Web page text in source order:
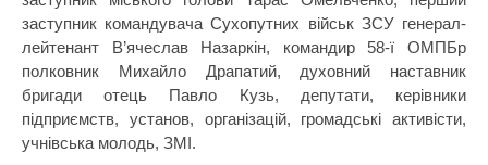
заступник командувача Сухопутних військ ЗСУ генерал-
лейтенант В’ячеслав Назаркін, командир 58-ї ОМПБр
полковник Михайло Драпатий, духовний наставник
бригади отець Павло Кузь, депутати, керівники
підприємств, установ, організацій, громадські активісти,
учнівська молодь, ЗМІ.